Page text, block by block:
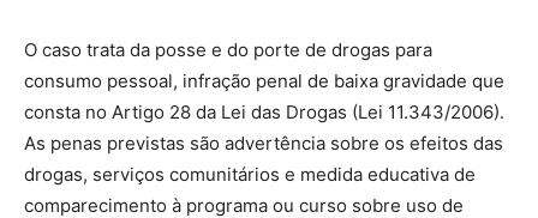
O caso trata da posse e do porte de drogas para
consumo pessoal, infração penal de baixa gravidade que
consta no Artigo 28 da Lei das Drogas (Lei 11.343/2006).
As penas previstas são advertência sobre os efeitos das
drogas, serviços comunitários e medida educativa de
comparecimento à programa ou curso sobre uso de